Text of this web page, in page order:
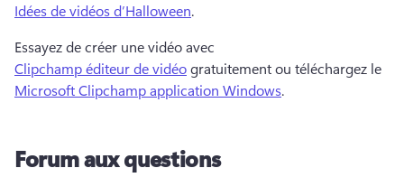
Idées de vidéos d’Halloween.
Essayez de créer une vidéo avec
Clipchamp éditeur de vidéo gratuitement ou téléchargez le
Microsoft Clipchamp application Windows.
Forum aux questions